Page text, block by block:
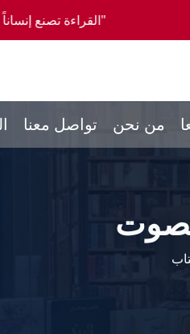
"القراءة تصنع إنساناً كاملاً، والمشورة
تواصل معنا من نحن